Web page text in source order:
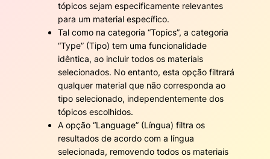
tópicos sejam especificamente relevantes
para um material específico.
Tal como na categoria “Topics”, a categoria
“Type” (Tipo) tem uma funcionalidade
idêntica, ao incluir todos os materiais
selecionados. No entanto, esta opção filtrará
qualquer material que não corresponda ao
tipo selecionado, independentemente dos
tópicos escolhidos.
A opção “Language” (Língua) filtra os
resultados de acordo com a língua
selecionada, removendo todos os materiais